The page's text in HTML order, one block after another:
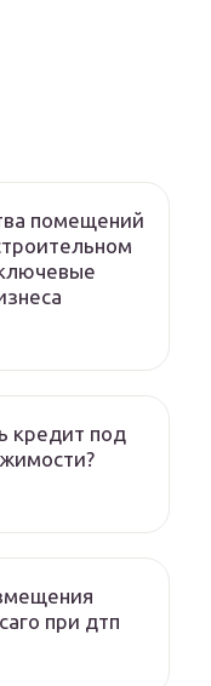
помещений
кредит под
при дтп